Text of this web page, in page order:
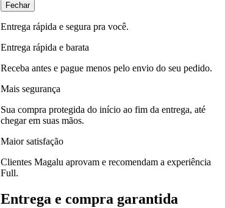
Fechar
Entrega rápida e segura pra você.
Entrega rápida e barata
Receba antes e pague menos pelo envio do seu pedido.
Mais segurança
Sua compra protegida do início ao fim da entrega, até
chegar em suas mãos.
Maior satisfação
Clientes Magalu aprovam e recomendam a experiência
Full.
Entrega e compra garantida